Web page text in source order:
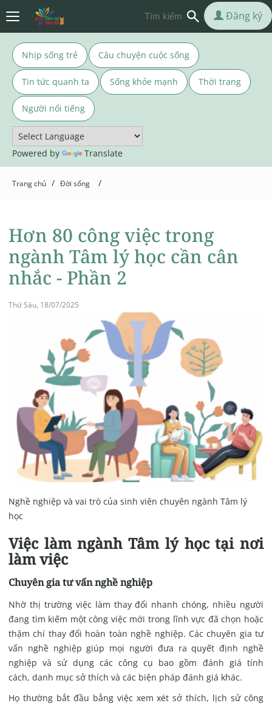
Nhịp sống trẻ Câu chuyện cuộc sống
Tin tức quanh ta Sống khỏe mạnh Thời trang
Người nổi tiếng
Powered by Translate
Đăng ký
Trang chủ / Đời sống /
Hơn 80 công việc trong
ngành Tâm lý học cần cân
nhắc - Phần 2
Thứ Sáu, 18/07/2025
Nghề nghiệp và vai trò của sinh viên chuyên ngành Tâm lý
học
Việc làm ngành Tâm lý học tại nơi
làm việc
Chuyên gia tư vấn nghề nghiệp
Nhờ thị trường việc làm thay đổi nhanh chóng, nhiều người
đang tìm kiếm một công việc mới trong lĩnh vực đã chọn hoặc
thậm chí thay đổi hoàn toàn nghề nghiệp. Các chuyên gia tư
vấn nghề nghiệp giúp mọi người đưa ra quyết định nghề
nghiệp và sử dụng các công cụ bao gồm đánh giá tính
cách, danh mục sở thích và các biện pháp đánh giá khác.
Họ thường bắt đầu bằng việc xem xét sở thích, lịch sử công